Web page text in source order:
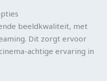
beeldkwaliteit, met
Dit zorgt ervoor
achtige ervaring in